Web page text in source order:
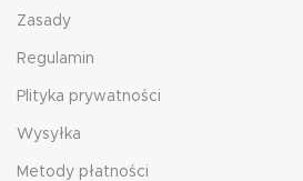
Zasady
Regulamin
Plityka prywatności
Wysyłka
Metody płatności